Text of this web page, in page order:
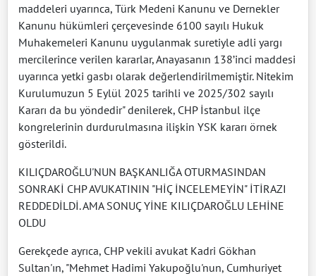
maddeleri uyarınca, Türk Medeni Kanunu ve Dernekler
Kanunu hükümleri çerçevesinde 6100 sayılı Hukuk
Muhakemeleri Kanunu uygulanmak suretiyle adli yargı
mercilerince verilen kararlar, Anayasanın 138’inci maddesi
uyarınca yetki gasbı olarak değerlendirilmemiştir. Nitekim
Kurulumuzun 5 Eylül 2025 tarihli ve 2025/302 sayılı
Kararı da bu yöndedir" denilerek, CHP İstanbul ilçe
kongrelerinin durdurulmasına ilişkin YSK kararı örnek
gösterildi.
KILIÇDAROĞLU'NUN BAŞKANLIĞA OTURMASINDAN
SONRAKİ CHP AVUKATININ "HİÇ İNCELEMEYİN" İTİRAZI
REDDEDİLDİ. AMA SONUÇ YİNE KILIÇDAROĞLU LEHİNE
OLDU
Gerekçede ayrıca, CHP vekili avukat Kadri Gökhan
Sultan'ın, "Mehmet Hadimi Yakupoğlu'nun, Cumhuriyet